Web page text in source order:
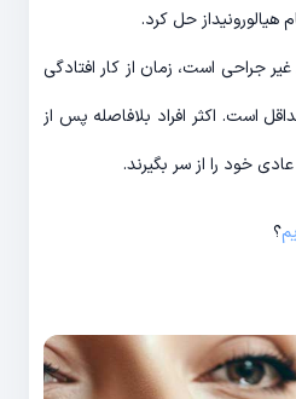
هیالورونیداز حل کرد.
جراحی است، زمان از کار افتادگی
است. اکثر افراد بلافاصله پس از
خود را از سر بگیرند.
؟